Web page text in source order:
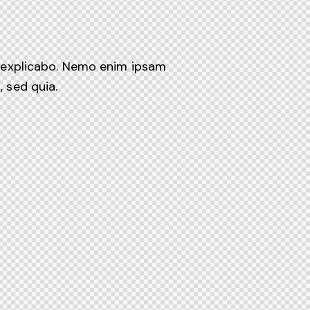
Nemo enim ipsam
quia.